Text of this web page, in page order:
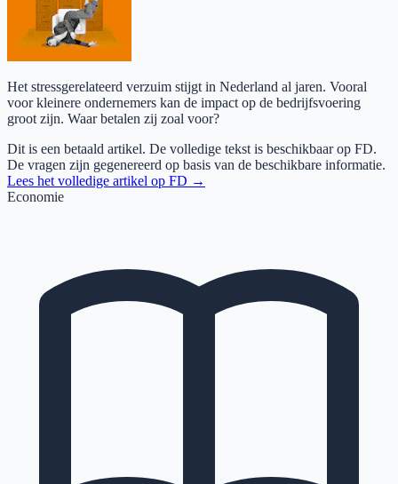
Het stressgerelateerd verzuim stijgt in Nederland al jaren. Vooral
voor kleinere ondernemers kan de impact op de bedrijfsvoering
groot zijn. Waar betalen zij zoal voor?
Dit is een betaald artikel. De volledige tekst is beschikbaar op FD.
De vragen zijn gegenereerd op basis van de beschikbare informatie.
Lees het volledige artikel op FD →
Economie